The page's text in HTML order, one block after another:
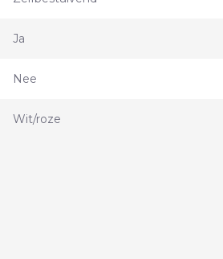
Ja
Nee
Wit/roze